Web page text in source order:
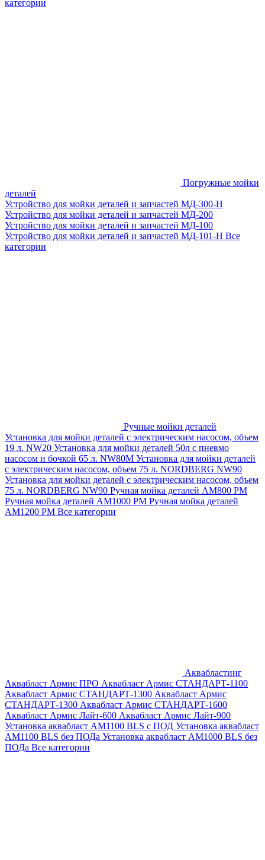
категории
Погружные мойки
деталей
Устройство для мойки деталей и запчастей МД-300-H
Устройство для мойки деталей и запчастей МД-200
Устройство для мойки деталей и запчастей МД-100
Устройство для мойки деталей и запчастей МД-101-Н Все
категории
Ручные мойки деталей
Установка для мойки деталей с электрическим насосом, объем
19 л. NW20 Установка для мойки деталей 50л с пневмо
насосом и бочкой 65 л. NW80M Установка для мойки деталей
с электрическим насосом, объем 75 л. NORDBERG NW90
Установка для мойки деталей с электрическим насосом, объем
75 л. NORDBERG NW90 Ручная мойка деталей АМ800 РМ
Ручная мойка деталей АМ1000 РМ Ручная мойка деталей
АМ1200 РМ Все категории
Аквабластинг
Аквабласт Армис ПРО Аквабласт Армис СТАНДАРТ-1100
Аквабласт Армис СТАНДАРТ-1300 Аквабласт Армис
СТАНДАРТ-1300 Аквабласт Армис СТАНДАРТ-1600
Аквабласт Армис Лайт-600 Аквабласт Армис Лайт-900
Установка аквабласт AM1100 BLS с ПОД Установка аквабласт
AM1100 BLS без ПОДа Установка аквабласт AM1000 BLS без
ПОДа Все категории